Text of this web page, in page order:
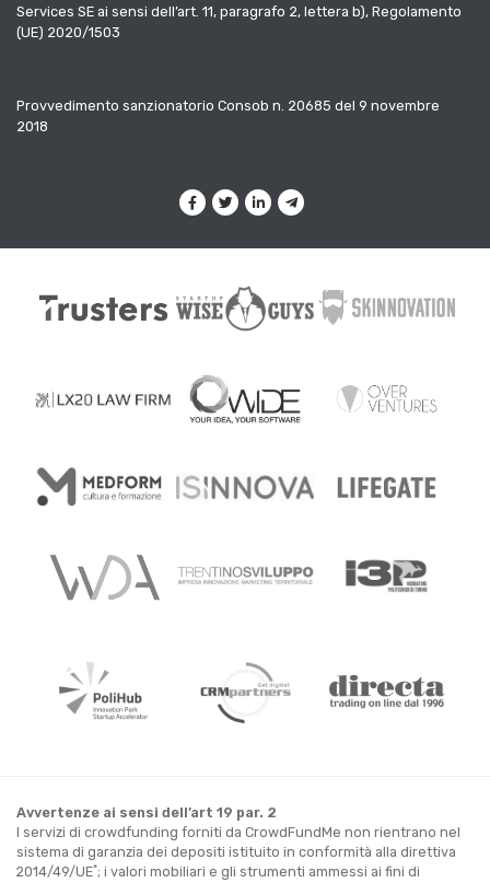
Services SE ai sensi dell’art. 11, paragrafo 2, lettera b), Regolamento
(UE) 2020/1503
Provvedimento sanzionatorio Consob n. 20685 del 9 novembre
2018
Avvertenze ai sensi dell’art 19 par. 2
I servizi di crowdfunding forniti da CrowdFundMe non rientrano nel
sistema di garanzia dei depositi istituito in conformità alla direttiva
2014/49/UE*; i valori mobiliari e gli strumenti ammessi ai fini di